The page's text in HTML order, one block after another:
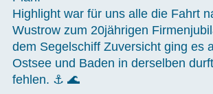
Highlight war für uns alle die Fahrt
Wustrow zum 20jährigen
dem Segelschiff Zuversicht ging es
Ostsee und Baden in derselben
fehlen. ⚓ 🌊